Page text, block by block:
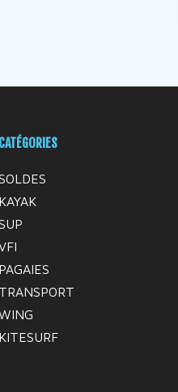
CATÉGORIES
KAYAK
PAGAIES
TRANSPORT
KITESURF